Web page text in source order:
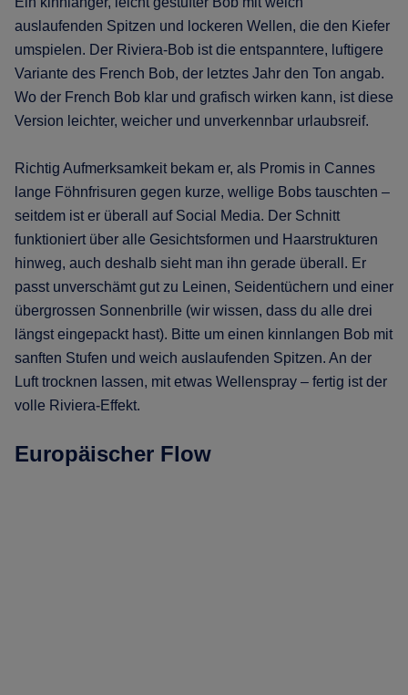
auslaufenden Spitzen und lockeren Wellen, die den Kiefer
umspielen. Der Riviera-Bob ist die entspanntere, luftigere
Variante des French Bob, der letztes Jahr den Ton angab.
Wo der French Bob klar und grafisch wirken kann, ist diese
Version leichter, weicher und unverkennbar urlaubsreif.
Richtig Aufmerksamkeit bekam er, als Promis in Cannes
lange Föhnfrisuren gegen kurze, wellige Bobs tauschten –
seitdem ist er überall auf Social Media. Der Schnitt
funktioniert über alle Gesichtsformen und Haarstrukturen
hinweg, auch deshalb sieht man ihn gerade überall. Er
passt unverschämt gut zu Leinen, Seidentüchern und einer
übergrossen Sonnenbrille (wir wissen, dass du alle drei
längst eingepackt hast). Bitte um einen kinnlangen Bob mit
sanften Stufen und weich auslaufenden Spitzen. An der
Luft trocknen lassen, mit etwas Wellenspray – fertig ist der
volle Riviera-Effekt.
Europäischer Flow